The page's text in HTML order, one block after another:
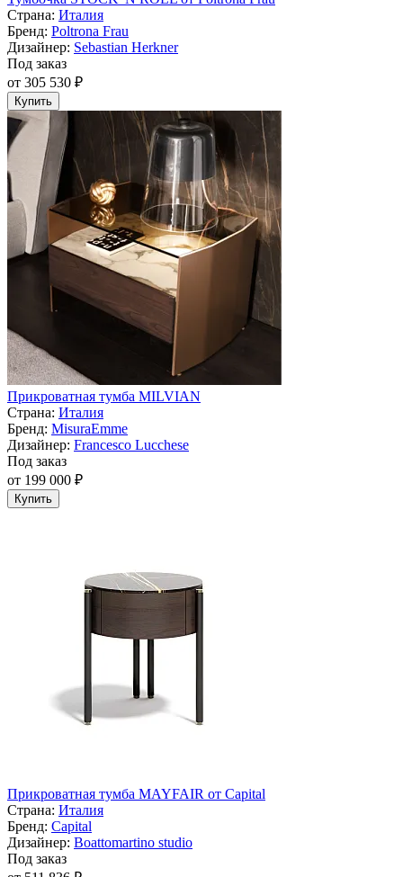
Страна: Италия
Бренд: Poltrona Frau
Дизайнер: Sebastian Herkner
Под заказ
от 305 530 ₽
Купить
Прикроватная тумба MILVIAN
Страна: Италия
Бренд: MisuraEmme
Дизайнер: Francesco Lucchese
Под заказ
от 199 000 ₽
Купить
Прикроватная тумба MAYFAIR от Capital
Страна: Италия
Бренд: Capital
Дизайнер: Boattomartino studio
Под заказ